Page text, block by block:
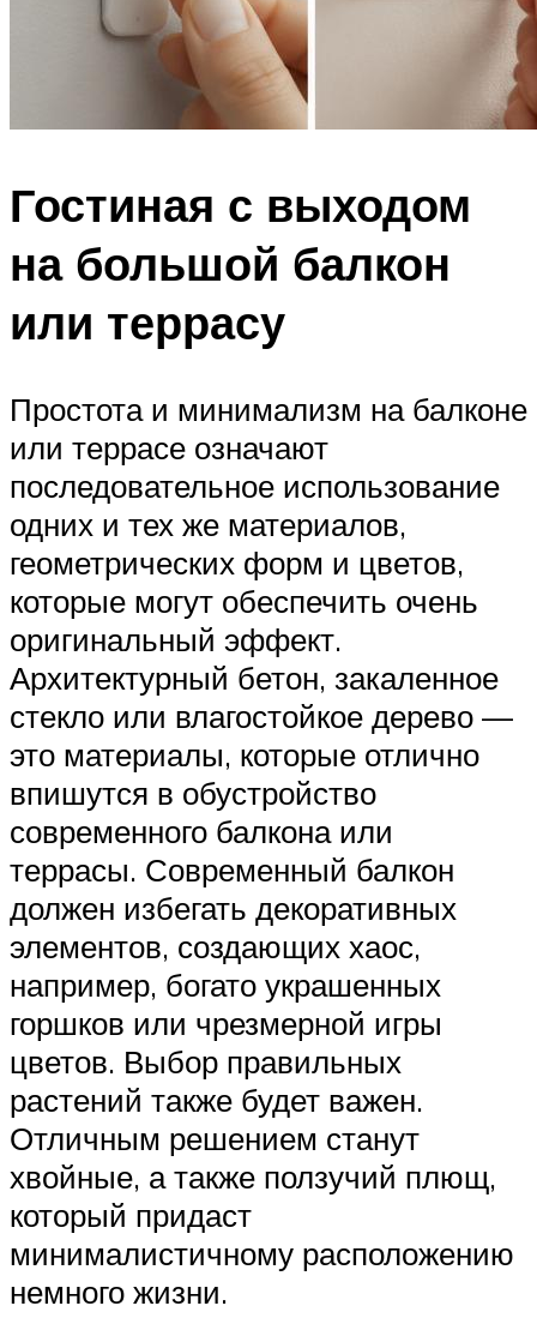
Гостиная с выходом
на большой балкон
или террасу
Простота и минимализм на балконе
или террасе означают
последовательное использование
одних и тех же материалов,
геометрических форм и цветов,
которые могут обеспечить очень
оригинальный эффект.
Архитектурный бетон, закаленное
стекло или влагостойкое дерево —
это материалы, которые отлично
впишутся в обустройство
современного балкона или
террасы. Современный балкон
должен избегать декоративных
элементов, создающих хаос,
например, богато украшенных
горшков или чрезмерной игры
цветов. Выбор правильных
растений также будет важен.
Отличным решением станут
хвойные, а также ползучий плющ,
который придаст
минималистичному расположению
немного жизни.